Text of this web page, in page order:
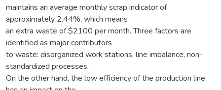
maintains an average monthly scrap indicator of
approximately 2.44%, which means
an extra waste of $2100 per month. Three factors are
identified as major contributors
to waste: disorganized work stations, line imbalance, non-
standardized processes.
On the other hand, the low efficiency of the production line